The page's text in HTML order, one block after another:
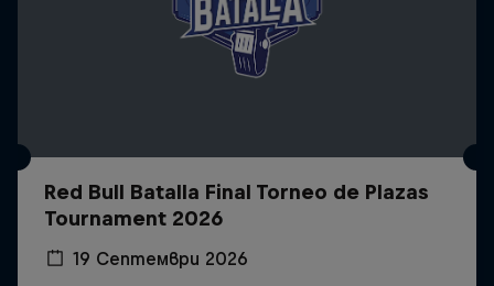
Red Bull Batalla Final Torneo de Plazas
Tournament 2026
19 Септември 2026